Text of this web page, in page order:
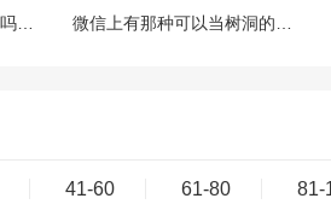
41-60 61-80 81-